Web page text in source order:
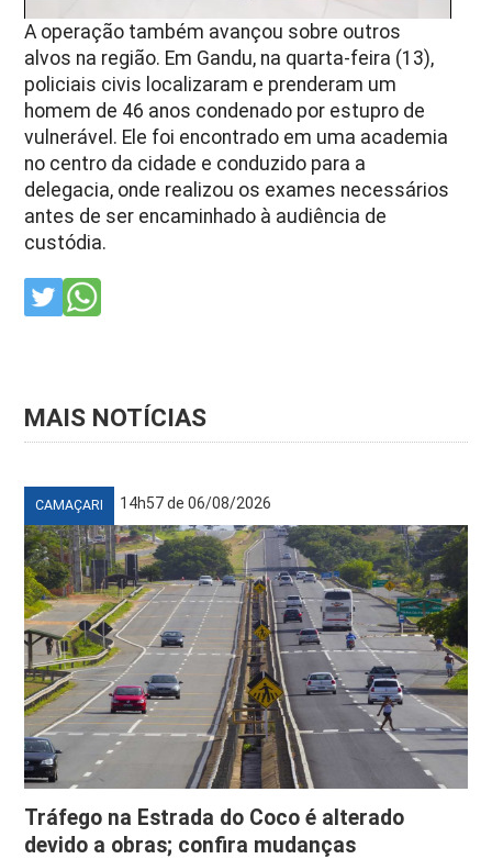
A operação também avançou sobre outros
alvos na região. Em Gandu, na quarta-feira (13),
policiais civis localizaram e prenderam um
homem de 46 anos condenado por estupro de
vulnerável. Ele foi encontrado em uma academia
no centro da cidade e conduzido para a
delegacia, onde realizou os exames necessários
antes de ser encaminhado à audiência de
custódia.
MAIS NOTÍCIAS
CAMAÇARI 14h57 de 06/08/2026
Tráfego na Estrada do Coco é alterado
devido a obras; confira mudanças